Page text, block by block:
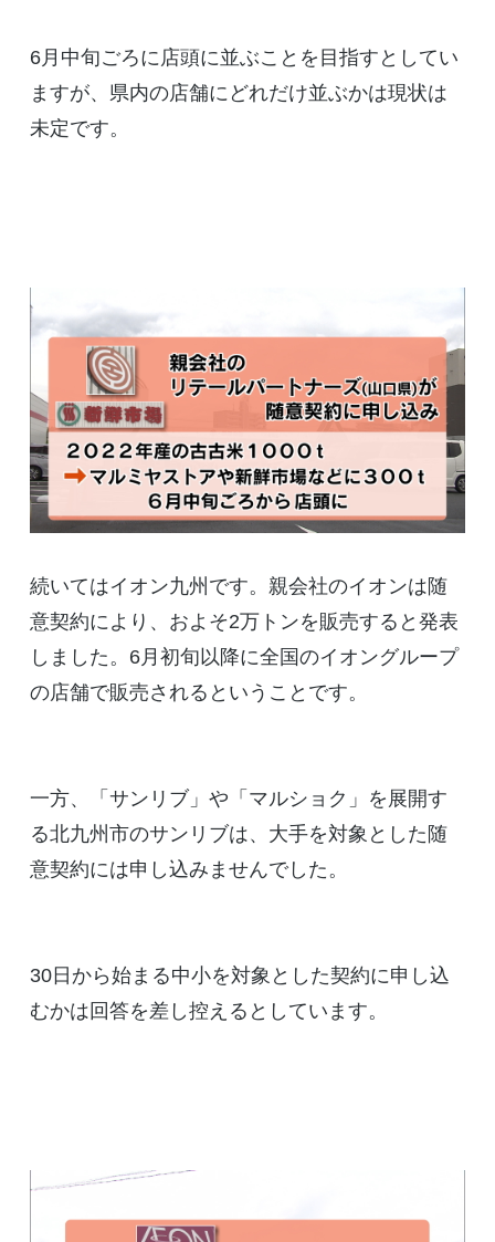
6月中旬ごろに店頭に並ぶことを目指すとしてい
ますが、県内の店舗にどれだけ並ぶかは現状は
未定です。
続いてはイオン九州です。親会社のイオンは随
意契約により、およそ2万トンを販売すると発表
しました。6月初旬以降に全国のイオングループ
の店舗で販売されるということです。
一方、「サンリブ」や「マルショク」を展開す
る北九州市のサンリブは、大手を対象とした随
意契約には申し込みませんでした。
30日から始まる中小を対象とした契約に申し込
むかは回答を差し控えるとしています。